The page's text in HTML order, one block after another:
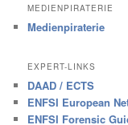
MEDIENPIRATERIE
Medienpiraterie
EXPERT-LINKS
DAAD / ECTS
ENFSI European
ENFSI Forensic